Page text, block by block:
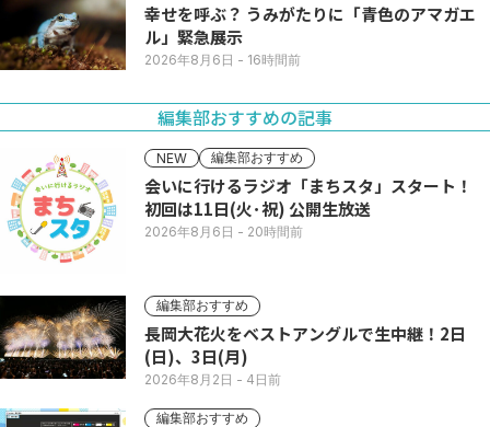
幸せを呼ぶ？ うみがたりに「青色のアマガエ
ル」緊急展示
2026年8月6日 - 16時間前
編集部おすすめの記事
NEW 編集部おすすめ
会いに行けるラジオ「まちスタ」スタート！
初回は11日(火･祝) 公開生放送
2026年8月6日 - 20時間前
編集部おすすめ
長岡大花火をベストアングルで生中継！2日
(日)、3日(月)
2026年8月2日 - 4日前
編集部おすすめ